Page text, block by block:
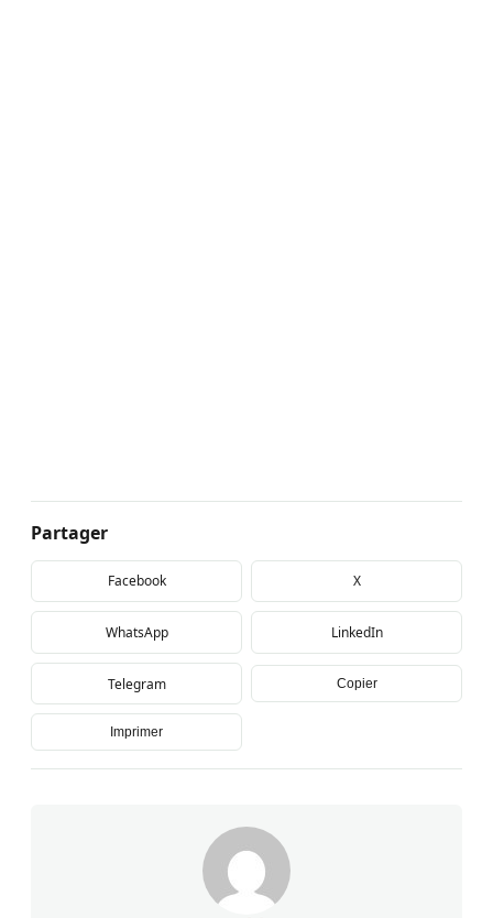
Partager
Facebook X
WhatsApp LinkedIn
Telegram Copier
Imprimer